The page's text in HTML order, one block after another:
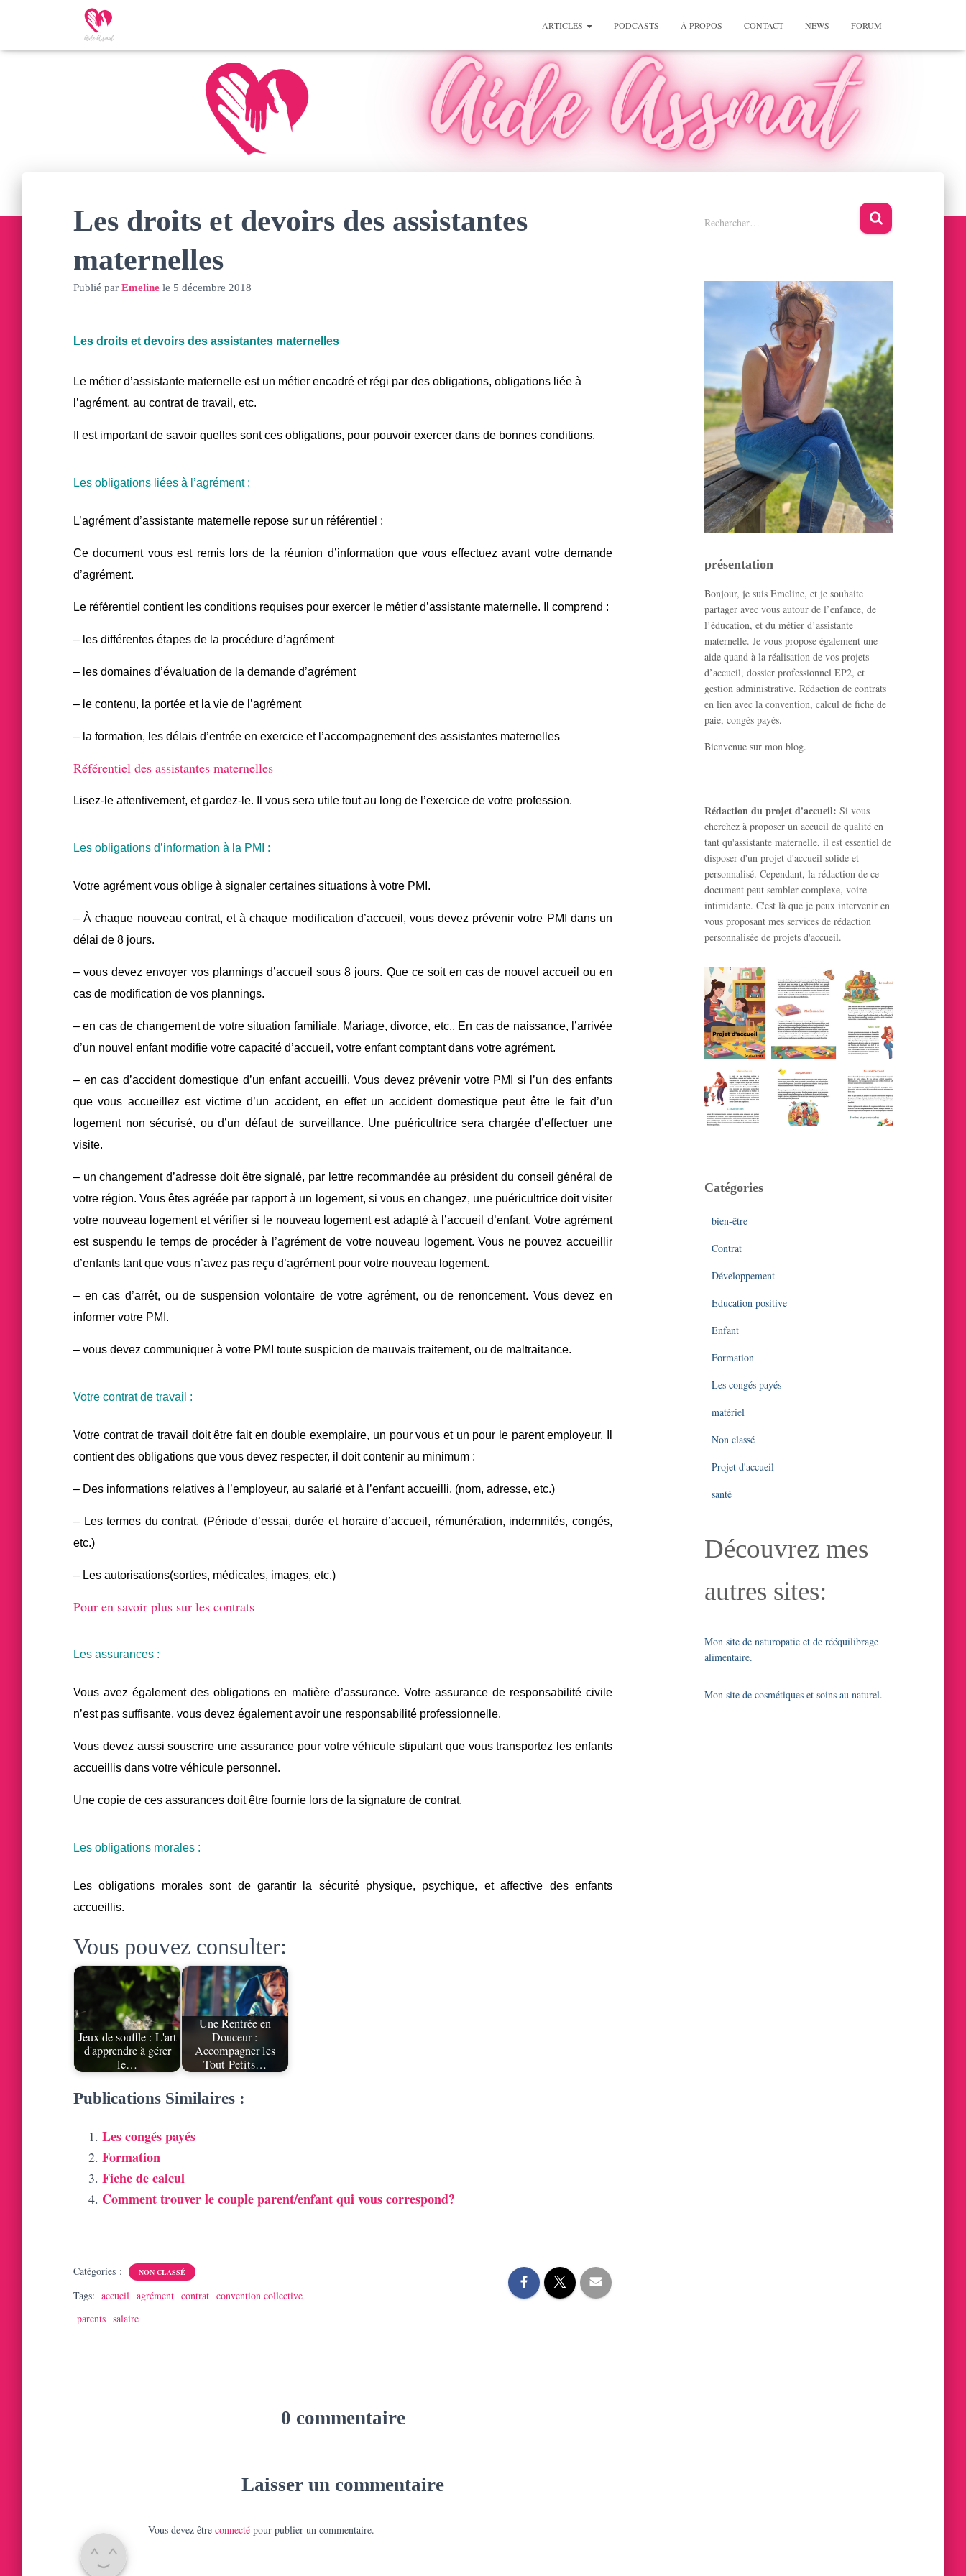
ARTICLES PODCASTS À PROPOS CONTACT NEWS FORUM
Les droits et devoirs des assistantes
maternelles
Publié par Emeline le 5 décembre 2018
Les droits et devoirs des assistantes maternelles
Le métier d’assistante maternelle est un métier encadré et régi par des obligations, obligations liée à
l’agrément, au contrat de travail, etc.
Il est important de savoir quelles sont ces obligations, pour pouvoir exercer dans de bonnes conditions.
Les obligations liées à l’agrément :
L’agrément d’assistante maternelle repose sur un référentiel :
Ce document vous est remis lors de la réunion d’information que vous effectuez avant votre demande
d’agrément.
Le référentiel contient les conditions requises pour exercer le métier d’assistante maternelle. Il comprend :
– les différentes étapes de la procédure d’agrément
– les domaines d’évaluation de la demande d’agrément
– le contenu, la portée et la vie de l’agrément
– la formation, les délais d’entrée en exercice et l’accompagnement des assistantes maternelles
Référentiel des assistantes maternelles
Lisez-le attentivement, et gardez-le. Il vous sera utile tout au long de l’exercice de votre profession.
Les obligations d’information à la PMI :
Votre agrément vous oblige à signaler certaines situations à votre PMI.
– À chaque nouveau contrat, et à chaque modification d’accueil, vous devez prévenir votre PMI dans un
délai de 8 jours.
– vous devez envoyer vos plannings d’accueil sous 8 jours. Que ce soit en cas de nouvel accueil ou en
cas de modification de vos plannings.
– en cas de changement de votre situation familiale. Mariage, divorce, etc.. En cas de naissance, l’arrivée
d’un nouvel enfant modifie votre capacité d’accueil, votre enfant comptant dans votre agrément.
– en cas d’accident domestique d’un enfant accueilli. Vous devez prévenir votre PMI si l’un des enfants
que vous accueillez est victime d’un accident, en effet un accident domestique peut être le fait d’un
logement non sécurisé, ou d’un défaut de surveillance. Une puéricultrice sera chargée d’effectuer une
visite.
– un changement d’adresse doit être signalé, par lettre recommandée au président du conseil général de
votre région. Vous êtes agréée par rapport à un logement, si vous en changez, une puéricultrice doit visiter
votre nouveau logement et vérifier si le nouveau logement est adapté à l’accueil d’enfant. Votre agrément
est suspendu le temps de procéder à l’agrément de votre nouveau logement. Vous ne pouvez accueillir
d’enfants tant que vous n’avez pas reçu d’agrément pour votre nouveau logement.
– en cas d’arrêt, ou de suspension volontaire de votre agrément, ou de renoncement. Vous devez en
informer votre PMI.
– vous devez communiquer à votre PMI toute suspicion de mauvais traitement, ou de maltraitance.
Votre contrat de travail :
Votre contrat de travail doit être fait en double exemplaire, un pour vous et un pour le parent employeur. Il
contient des obligations que vous devez respecter, il doit contenir au minimum :
– Des informations relatives à l’employeur, au salarié et à l’enfant accueilli. (nom, adresse, etc.)
– Les termes du contrat. (Période d’essai, durée et horaire d’accueil, rémunération, indemnités, congés,
etc.)
– Les autorisations(sorties, médicales, images, etc.)
Pour en savoir plus sur les contrats
Les assurances :
Vous avez également des obligations en matière d’assurance. Votre assurance de responsabilité civile
n’est pas suffisante, vous devez également avoir une responsabilité professionnelle.
Vous devez aussi souscrire une assurance pour votre véhicule stipulant que vous transportez les enfants
accueillis dans votre véhicule personnel.
Une copie de ces assurances doit être fournie lors de la signature de contrat.
Les obligations morales :
Les obligations morales sont de garantir la sécurité physique, psychique, et affective des enfants
accueillis.
Vous pouvez consulter:
Jeux de souffle : L'art
d'apprendre à gérer
le…
Une Rentrée en
Douceur :
Accompagner les
Tout-Petits…
Publications Similaires :
Les congés payés
Formation
Fiche de calcul
Comment trouver le couple parent/enfant qui vous correspond?
Catégories : NON CLASSÉ
Tags: accueil agrément contrat convention collective
parents salaire
0 commentaire
Laisser un commentaire
Vous devez être connecté pour publier un commentaire.
R
e
e
r
:
Rechercher…
présentation
Bonjour, je suis Emeline, et je souhaite
partager avec vous autour de l’enfance, de
l’éducation, et du métier d’assistante
maternelle. Je vous propose également une
aide quand à la réalisation de vos projets
d’accueil, dossier professionnel EP2, et
gestion administrative. Rédaction de contrats
en lien avec la convention, calcul de fiche de
paie, congés payés.
Bienvenue sur mon blog.
Rédaction du projet d'accueil: Si vous
cherchez à proposer un accueil de qualité en
tant qu'assistante maternelle, il est essentiel de
disposer d'un projet d'accueil solide et
personnalisé. Cependant, la rédaction de ce
document peut sembler complexe, voire
intimidante. C'est là que je peux intervenir en
vous proposant mes services de rédaction
personnalisée de projets d'accueil.
Catégories
bien-être
Contrat
Développement
Education positive
Enfant
Formation
Les congés payés
matériel
Non classé
Projet d'accueil
santé
Découvrez mes
autres sites:
Mon site de naturopatie et de rééquilibrage
alimentaire.
Mon site de cosmétiques et soins au naturel.